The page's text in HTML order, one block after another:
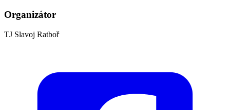
Organizátor
TJ Slavoj Ratboř